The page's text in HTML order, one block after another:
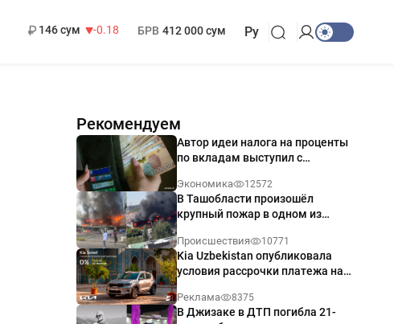
146 сум
-0.18
БРВ 412 000 сум Ру
Рекомендуем
Автор идеи налога на проценты
по вкладам выступил с
Экономика 12572
В Ташобласти произошёл
крупный пожар в одном из
Происшествия 10771
Kia Uzbekistan опубликовала
условия рассрочки платежа на
годовых
Реклама 8375
В Джизаке в ДТП погибла 21-